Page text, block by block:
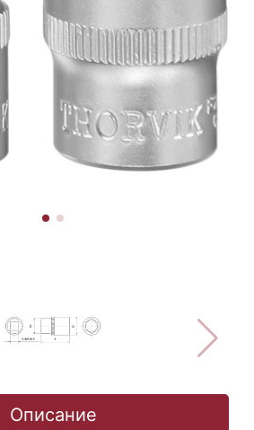
Описание